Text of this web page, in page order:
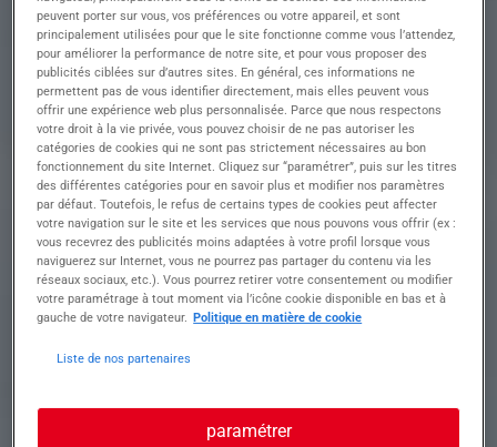
Expérience
Salaire
Contrat
Ville
()
Référence Annonce n°
Contact
Tél.
peuvent porter sur vous, vos préférences ou votre appareil, et sont
principalement utilisées pour que le site fonctionne comme vous l’attendez,
pour améliorer la performance de notre site, et pour vous proposer des
publicités ciblées sur d’autres sites. En général, ces informations ne
permettent pas de vous identifier directement, mais elles peuvent vous
offrir une expérience web plus personnalisée. Parce que nous respectons
votre droit à la vie privée, vous pouvez choisir de ne pas autoriser les
catégories de cookies qui ne sont pas strictement nécessaires au bon
fonctionnement du site Internet. Cliquez sur “paramétrer”, puis sur les titres
des différentes catégories pour en savoir plus et modifier nos paramètres
par défaut. Toutefois, le refus de certains types de cookies peut affecter
votre navigation sur le site et les services que nous pouvons vous offrir (ex :
vous recevrez des publicités moins adaptées à votre profil lorsque vous
naviguerez sur Internet, vous ne pourrez pas partager du contenu via les
réseaux sociaux, etc.). Vous pourrez retirer votre consentement ou modifier
votre paramétrage à tout moment via l’icône cookie disponible en bas et à
gauche de votre navigateur. Politique en matière de cookie
Liste de nos partenaires
paramétrer